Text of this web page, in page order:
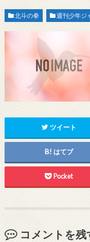
北斗の拳 週刊少年ジ
ツイート
はてブ
Pocket
コメントを残